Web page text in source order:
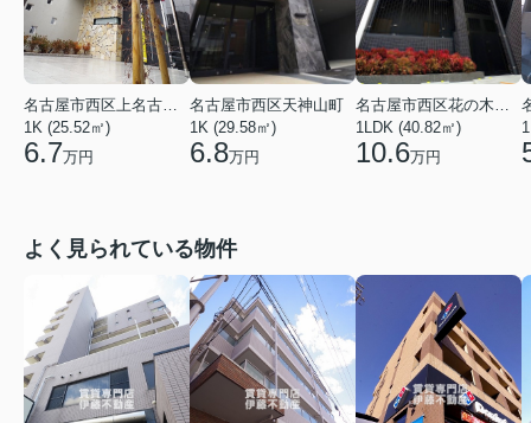
名古屋市西区上名古屋２丁目
1K (25.52㎡)
6.7万円
名古屋市西区天神山町
1K (29.58㎡)
6.8万円
1LDK (40.82㎡)
10.6万円
よく見られている物件